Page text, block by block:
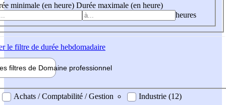
minimale (en heure) Durée maximale (en heure)
heures
le filtre de durée hebdomadaire
filtres de Domaine professionnel
professionel
Achats / Comptabilité / Gestion
Industrie (12)